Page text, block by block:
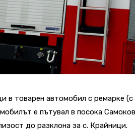
в товарен автомобил с ремарке (с
е пътувал в посока
до разклона за с. Крайници.